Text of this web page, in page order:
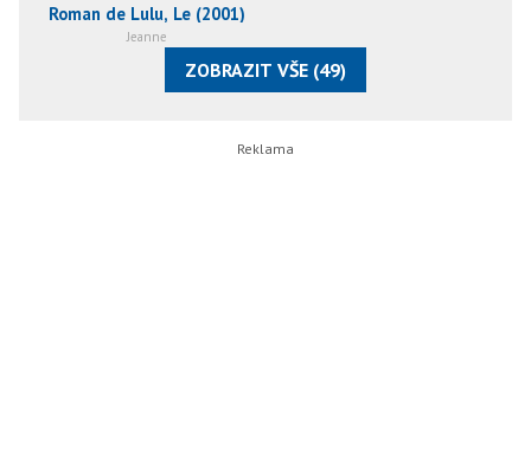
Roman de Lulu, Le (2001)
Jeanne
ZOBRAZIT VŠE (49)